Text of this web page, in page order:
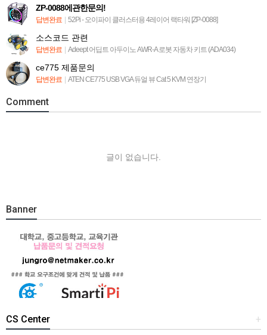
ZP-0088에관한문의!
답변완료 52Pi - 오이파이 클러스터용 4레이어 랙타워 [ZP-0088]
소스코드 관련
답변완료 Adeept 어딥트 아두이노 AWR-A 로봇 자동차 키트 (ADA034)
ce775 제품문의
답변완료 ATEN CE775 USB VGA 듀얼 뷰 Cat 5 KVM 연장기
Comment
글이 없습니다.
Banner
+
CS Center